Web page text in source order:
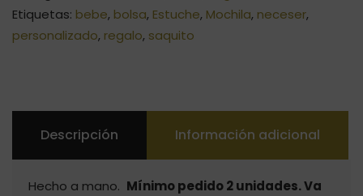
Etiquetas: bebe, bolsa, Estuche, Mochila, neceser,
personalizado, regalo, saquito
Descripción Información adicional
Hecho a mano. Mínimo pedido 2 unidades. Va